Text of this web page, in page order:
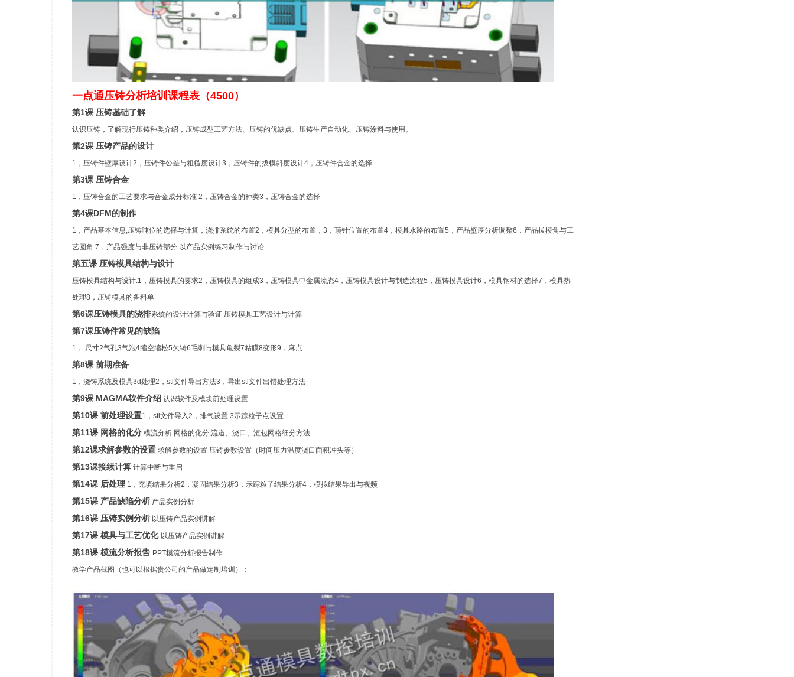
一点通压铸分析培训课程表（4500）
第1课 压铸基础了解
认识压铸，了解现行压铸种类介绍，压铸成型工艺方法、压铸的优缺点、压铸生产自动化、压铸涂料与使用。
第2课 压铸产品的设计
1，压铸件壁厚设计2，压铸件公差与粗糙度设计3，压铸件的拔模斜度设计4，压铸件合金的选择
第3课 压铸合金
1，压铸合金的工艺要求与合金成分标准 2，压铸合金的种类3，压铸合金的选择
第4课DFM的制作
1，产品基本信息,压铸吨位的选择与计算，浇排系统的布置2，模具分型的布置，3，顶针位置的布置4，模具水路的布置5，产品壁厚分析调整6，产品拔模角与工
艺圆角 7，产品强度与非压铸部分 以产品实例练习制作与讨论
第五课 压铸模具结构与设计
压铸模具结构与设计:1，压铸模具的要求2，压铸模具的组成3，压铸模具中金属流态4，压铸模具设计与制造流程5，压铸模具设计6，模具钢材的选择7，模具热
处理8，压铸模具的备料单
第6课压铸模具的浇排系统的设计计算与验证 压铸模具工艺设计与计算
第7课压铸件常见的缺陷
1， 尺寸2气孔3气泡4缩空缩松5欠铸6毛刺与模具龟裂7粘膜8变形9，麻点
第8课 前期准备
1，浇铸系统及模具3d处理2，stl文件导出方法3，导出stl文件出错处理方法
第9课 MAGMA软件介绍 认识软件及模块前处理设置
第10课 前处理设置1，stl文件导入2，排气设置 3示踪粒子点设置
第11课 网格的化分 模流分析 网格的化分,流道、浇口、渣包网格细分方法
第12课求解参数的设置 求解参数的设置 压铸参数设置（时间压力温度浇口面积冲头等）
第13课接续计算 计算中断与重启
第14课 后处理 1，充填结果分析2，凝固结果分析3，示踪粒子结果分析4，模拟结果导出与视频
第15课 产品缺陷分析产品实例分析
第16课 压铸实例分析以压铸产品实例讲解
第17课 模具与工艺优化 以压铸产品实例讲解
第18课 模流分析报告 PPT模流分析报告制作
教学产品截图（也可以根据贵公司的产品做定制培训）：